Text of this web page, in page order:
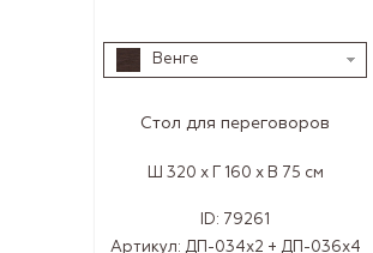
Венге
Стол для переговоров
Ш 320 x Г 160 x В 75 см
ID: 79261
Артикул: ДП-034х2 + ДП-036х4